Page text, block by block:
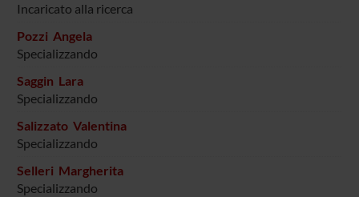
Incaricato alla ricerca
Pozzi Angela
Specializzando
Saggin Lara
Specializzando
Salizzato Valentina
Specializzando
Selleri Margherita
Specializzando